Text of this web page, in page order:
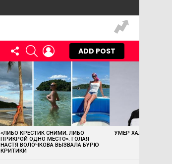
FOLLOW
US
SEARCHLOGIN
ADD POST
«ЛИБО КРЕСТИК СНИМИ, ЛИБО
ПРИКРОЙ ОДНО МЕСТО»: ГОЛАЯ
НАСТЯ ВОЛОЧКОВА ВЫЗВАЛА БУРЮ
КРИТИКИ
УМЕР ХАЛК ХОГАН